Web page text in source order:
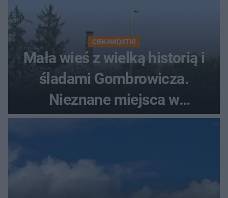
CIEKAWOSTKI
Mała wieś z wielką historią i
śladami Gombrowicza.
Nieznane miejsca w
Świętokrzyskiem